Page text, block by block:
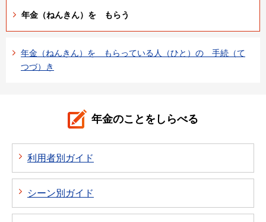
年金（ねんきん）を もらう
年金（ねんきん）を もらっている人（ひと）の 手続（て
つづ）き
年金のことをしらべる
利用者別ガイド
シーン別ガイド